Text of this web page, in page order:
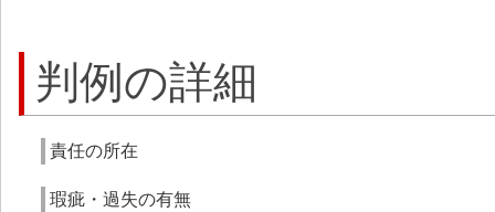
判例の詳細
責任の所在
瑕疵・過失の有無